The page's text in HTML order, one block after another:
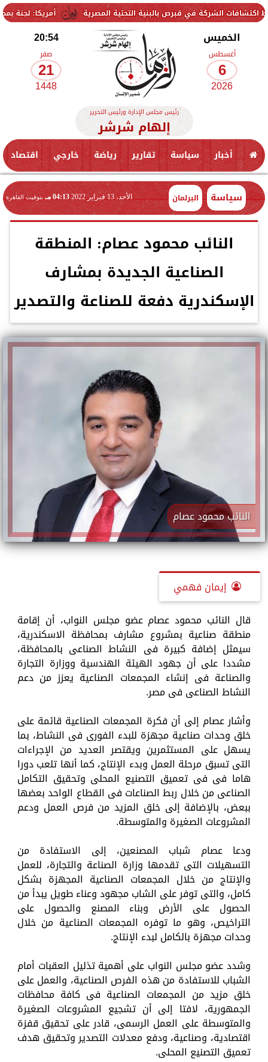
أمريكا: لجنة بمجلس الشيوخ في قبرص بالبنية التحتية المصرية
الخميس
أغسطس
6
2026
20:54
صفر
21
1448
رئيس مجلس الإدارة ورئيس التحرير
إلهام شرشر
أخبار سياسة تقارير رياضة خارجي اقتصاد
سياسة البرلمان الأحد، 13 فبراير 2022 04:13 مـ بتوقيت القاهرة
النائب محمود عصام: المنطقة
الصناعية الجديدة بمشارف
الإسكندرية دفعة للصناعة والتصدير
النائب محمود عصام
إيمان فهمي
قال النائب محمود عصام عضو مجلس النواب، أن إقامة
منطقة صناعية بمشروع مشارف بمحافظة الاسكندرية،
سيمثل إضافة كبيرة فى النشاط الصناعى بالمحافظة،
مشددا على أن جهود الهيئة الهندسية ووزارة التجارة
والصناعة فى إنشاء المجمعات الصناعية يعزز من دعم
النشاط الصناعى فى مصر.
وأشار عصام إلى أن فكرة المجمعات الصناعية قائمة على
خلق وحدات صناعية مجهزة للبدء الفورى فى النشاط، بما
يسهل على المستثمرين ويقتصر العديد من الإجراءات
التى تسبق مرحلة العمل وبدء الإنتاج، كما أنها تلعب دورا
هاما فى فى تعميق التصنيع المحلى وتحقيق التكامل
الصناعى من خلال ربط الصناعات فى القطاع الواحد بعضها
ببعض، بالإضافة إلى خلق المزيد من فرص العمل ودعم
المشروعات الصغيرة والمتوسطة.
ودعا عصام شباب المصنعين، إلى الاستفادة من
التسهيلات التى تقدمها وزارة الصناعة والتجارة، للعمل
والإنتاج من خلال المجمعات الصناعية المجهزة بشكل
كامل، والتى توفر على الشاب مجهود وعناء طويل يبدأ من
الحصول على الأرض وبناء المصنع والحصول على
التراخيص، وهو ما توفره المجمعات الصناعية من خلال
وحدات مجهزة بالكامل لبدء الإنتاج.
وشدد عضو مجلس النواب على أهمية تذليل العقبات أمام
الشباب للاستفادة من هذه الفرص الصناعية، والعمل على
خلق مزيد من المجمعات الصناعية فى كافة محافظات
الجمهورية، لافتا إلى أن تشجيع المشروعات الصغيرة
والمتوسطة على العمل الرسمى، قادر على تحقيق قفزة
اقتصادية، وصناعية، ودفع معدلات التصدير وتحقيق هدف
تعميق التصنيع المحلى.